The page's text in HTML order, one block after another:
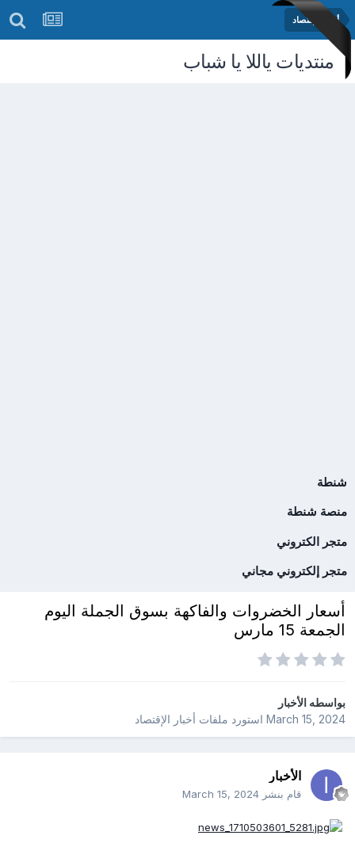
أخبار الإقتصاد
منتديات ياللا يا شباب
شنطة
منصة شنطة
متجر الكتروني
متجر إلكتروني مجاني
أسعار الخضروات والفاكهة بسوق الجملة اليوم
الجمعة 15 مارس
بواسطهالأخبار
March 15, 2024استورد ملفات أخبار الإقتصاد
الأخبار
قام بنشر March 15, 2024